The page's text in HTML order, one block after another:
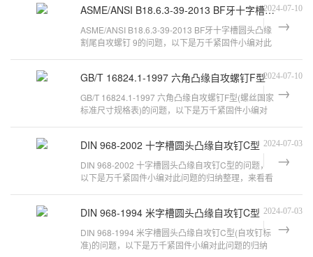
ASME/ANSI B18.6.3-39-2013 BF牙十字槽圆头凸缘割尾自攻螺钉 9
2024-07-10
ASME/ANSI B18.6.3-39-2013 BF牙十字槽圆头凸缘
割尾自攻螺钉 9的问题，以下是万千紧固件小编对此
GB/T 16824.1-1997 六角凸缘自攻螺钉F型2024-07-10
GB/T 16824.1-1997 六角凸缘自攻螺钉F型(螺丝国家
标准尺寸规格表)的问题，以下是万千紧固件小编对
DIN 968-2002 十字槽圆头凸缘自攻钉C型 2024-07-03
DIN 968-2002 十字槽圆头凸缘自攻钉C型的问题，
以下是万千紧固件小编对此问题的归纳整理，来看看
DIN 968-1994 米字槽圆头凸缘自攻钉C型 2024-07-03
DIN 968-1994 米字槽圆头凸缘自攻钉C型(自攻钉标
准)的问题，以下是万千紧固件小编对此问题的归纳